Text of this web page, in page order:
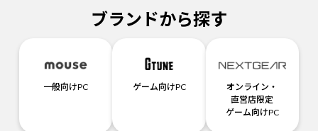
ブランドから探す
一般向けPC ゲーム向けPC
オンライン・
直営店限定
ゲーム向けPC